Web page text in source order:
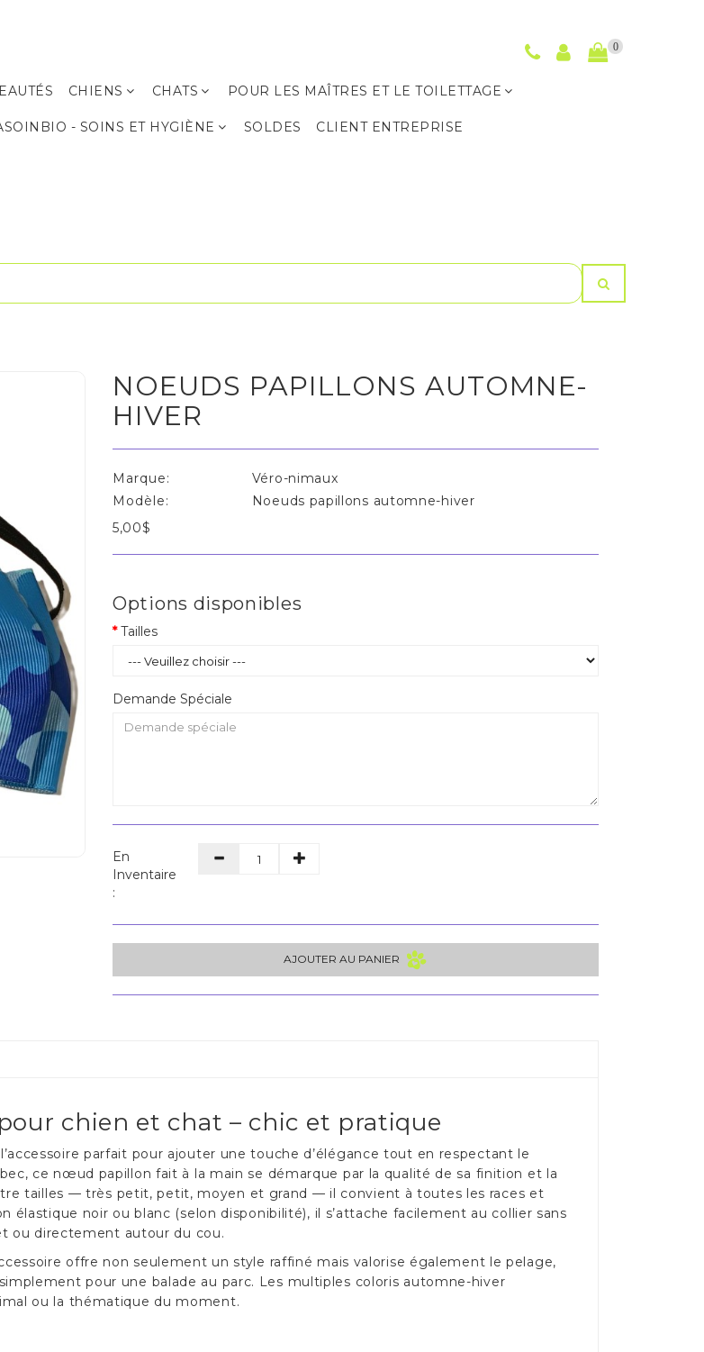
0
CHIENS CHATS POUR LES MAÎTRES ET LE TOILETTAGE
- SOINS ET HYGIÈNE SOLDES CLIENT ENTREPRISE
NOEUDS PAPILLONS AUTOMNE-
HIVER
Marque:
Véro-nimaux
Modèle:
Noeuds papillons automne-hiver
5,00$
Options disponibles
Tailles
Demande Spéciale
En
Inventaire
:
AJOUTER AU PANIER
chien et chat – chic et pratique
parfait pour ajouter une touche d’élégance tout en respectant le
ce nœud papillon fait à la main se démarque par la qualité de sa finition et la
tailles — très petit, petit, moyen et grand — il convient à toutes les races et
élastique noir ou blanc (selon disponibilité), il s’attache facilement au collier sans
ou directement autour du cou.
offre non seulement un style raffiné mais valorise également le pelage,
pour une balade au parc. Les multiples coloris automne-hiver
ou la thématique du moment.